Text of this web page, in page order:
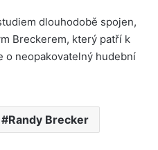
dlouhodobě spojen,
Breckerem, který patří k
o neopakovatelný hudební
Randy Brecker